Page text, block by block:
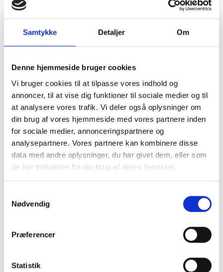
Samtykke Detaljer Om
Denne hjemmeside bruger cookies
Vi bruger cookies til at tilpasse vores indhold og
annoncer, til at vise dig funktioner til sociale medier og til
at analysere vores trafik. Vi deler også oplysninger om
din brug af vores hjemmeside med vores partnere inden
for sociale medier, annonceringspartnere og
analysepartnere. Vores partnere kan kombinere disse
data med andre oplysninger, du har givet dem, eller som
de har indsamlet fra din brug af deres tjenester.
Nødvendig
Præferencer
Statistik
Fuglebadet har kløvede kanter som giver et
naturligt udtryk - velegnet til både have og
terrasse.
Produktinfo:
Diameter: ca. 40 cm
Mål på bassin: diameter ca. 34 x dybde 5-6 cm
Vægt: ca. 20-25 kilo
Naturprodukt – variationer forekommer
Granit er et naturmateriale, og variationer i farve og
vejledende.